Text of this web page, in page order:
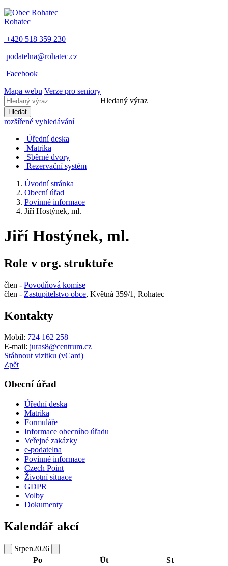
Rohatec
+420 518 359 230
podatelna@rohatec.cz
Facebook
Mapa webu Verze pro seniory
Hledaný výraz
Hledat
rozšířené vyhledávání
Úřední deska
Matrika
Sběrné dvory
Rezervační systém
Úvodní stránka
Obecní úřad
Povinné informace
Jiří Hostýnek, ml.
Jiří Hostýnek, ml.
Role v org. struktuře
člen - Povodňová komise
člen - Zastupitelstvo obce, Květná 359/1, Rohatec
Kontakty
Mobil: 724 162 258
E-mail: juras8@centrum.cz
Stáhnout vizitku (vCard)
Zpět
Obecní úřad
Úřední deska
Matrika
Formuláře
Informace obecního úřadu
Veřejné zakázky
e-podatelna
Povinné informace
Czech Point
Životní situace
GDPR
Volby
Dokumenty
Kalendář akcí
Srpen2026
Po
Út
St